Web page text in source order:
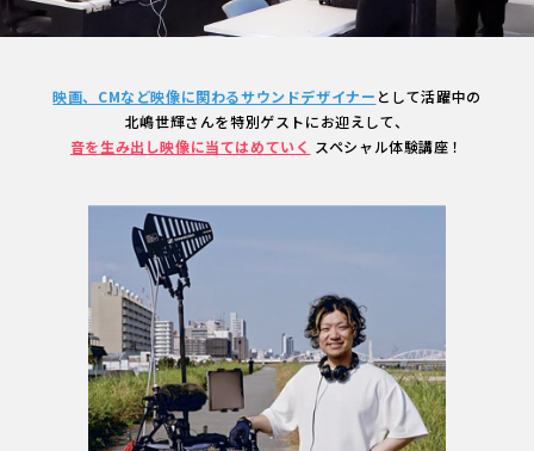
映画、CMなど映像に関わるサウンドデザイナー として活躍中の
北嶋世輝さんを特別ゲストにお迎えして、
音を生み出し映像に当てはめていく スペシャル体験講座！